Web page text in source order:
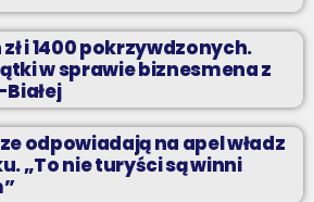
zł i 1400 pokrzywdzonych.
w sprawie biznesmena z
odpowiadają na apel władz
„To nie turyści są winni